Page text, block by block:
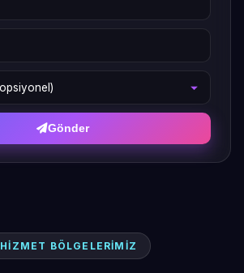
Gönder
HIZMET BÖLGELERIMIZ